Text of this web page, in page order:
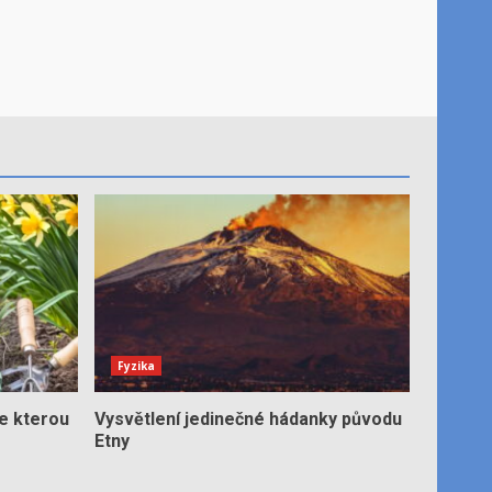
kterou
Fyzika
Vysvětlení jedinečné hádanky původu
Etny